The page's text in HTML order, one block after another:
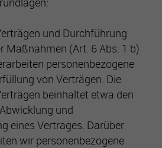
und Durchführung
Maßnahmen (Art. 6 Abs. 1 b)
personenbezogene
von Verträgen. Die
beinhaltet etwa den
und
eines Vertrages. Darüber
wir personenbezogene
Informationen anzubieten.
Anbieter übertragen
sie eingebettete Inhalte nur sehen,
erteilt haben. Hinweis auf
Webseite erhobenen Daten in
Nutzung der „nicht erforderlichen“
akzeptieren, willigen Sie
Abs. 1 a) DSGVO ein, dass Ihre
werden. Die USA werden vom
als ein Land mit einem nach EU-
Datenschutzniveau eingeschätzt.